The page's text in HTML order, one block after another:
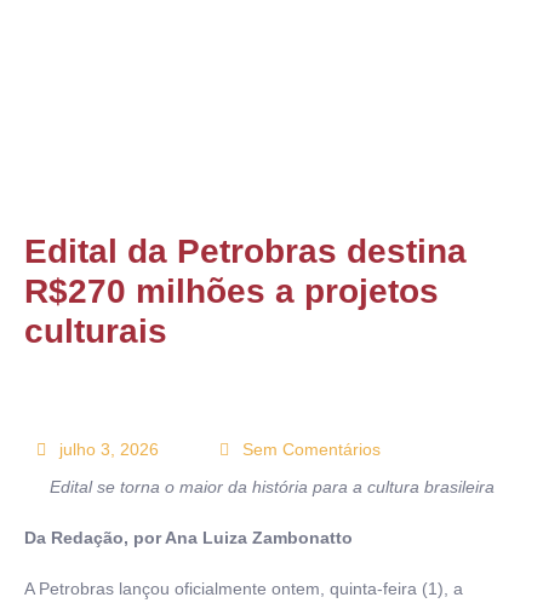
Edital da Petrobras destina
R$270 milhões a projetos
culturais
julho 3, 2026
Sem Comentários
Edital se torna o maior da história para a cultura brasileira
Da Redação, por Ana Luiza Zambonatto
A Petrobras lançou oficialmente ontem, quinta-feira (1), a